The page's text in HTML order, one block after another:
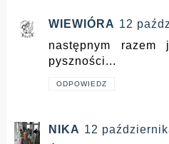
WIEWIÓRA 12
następnym
pyszności...
ODPOWIEDZ
NIKA 12